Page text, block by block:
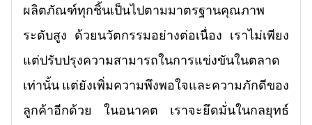
ผลิตภัณฑ์ทุกชิ้นเป็นไปตามมาตรฐานคุณภาพ
ระดับสูง ด้วยนวัตกรรมอย่างต่อเนื่อง เราไม่เพียง
แต่ปรับปรุงความสามารถในการแข่งขันในตลาด
เท่านั้น แต่ยังเพิ่มความพึงพอใจและความภักดีของ
ลูกค้าอีกด้วย ในอนาคต เราจะยึดมั่นในกลยุทธ์